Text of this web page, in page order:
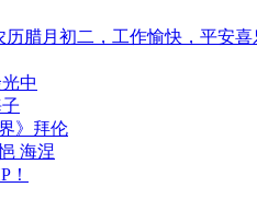
历腊月初二，工作愉快，平安喜
中
》拜伦
海涅
！